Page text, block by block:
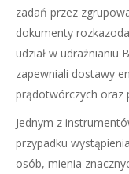
zadań przez
dokumenty
udział w udrażnianiu
zapewniali dostawy
prądotwórczych oraz
Jednym z
przypadku
osób, mienia